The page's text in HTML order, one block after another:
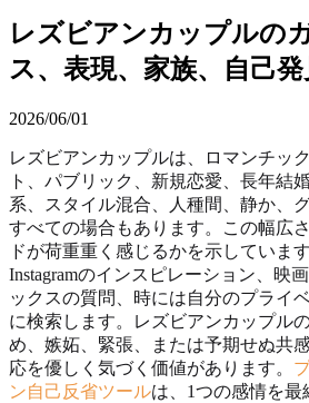
レズビアンカップルの
ス、表現、家族、自己発
2026/06/01
レズビアンカップルは、ロマンチッ
ト、パブリック、新規恋愛、長年結
系、スタイル混合、人種間、静か、
すべての場合もあります。この幅広
ドが荷重重く感じるかを示していま
Instagramのインスピレーション、映
ックスの質問、時には自分のプライ
に検索します。レズビアンカップル
め、嫉妬、緊張、または予期せぬ共
応を優しく気づく価値があります。
ン自己反省ツールは、1つの感情を最